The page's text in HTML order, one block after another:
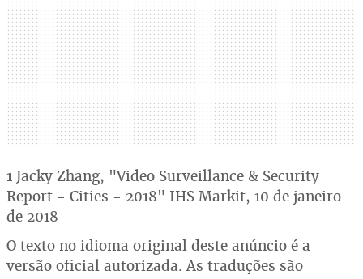
1 Jacky Zhang, "Video Surveillance & Security
Report - Cities - 2018" IHS Markit, 10 de janeiro
de 2018
O texto no idioma original deste anúncio é a
versão oficial autorizada. As traduções são